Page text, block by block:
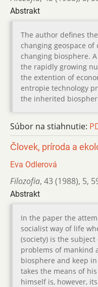
Abstrakt
The author defines
changing geospace
changing biosphere.
the rapidly growing
the extention of
entropie technology
the inherited
Súbor na stiahnutie:
Človek, príroda a
Eva Odlerová
Filozofia, 43 (1988), 5,
Abstrakt
In the paper the
socialist way of life
(society) is the
problems of mankind
biosphere and keep
takes the means of
himself is, however,